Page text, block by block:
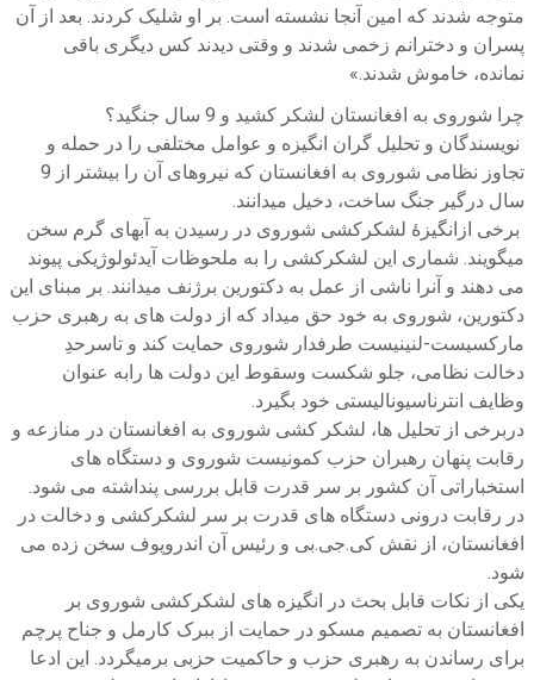
متوجه شدند که امین آنجا نشسته است. بر او شلیک کردند. بعد از آن
پسران و دخترانم زخمی شدند و وقتی دیدند کس دیگری باقی
نمانده، خاموش شدند.»
چرا شوروی به افغانستان لشکر کشید و 9 سال جنگید؟
نویسندگان و تحلیل گران انگیزه و عوامل مختلفی را در حمله و
تجاوز نظامی شوروی به افغانستان که نیروهای آن را بیشتر از 9
سال درگیر جنگ ساخت، دخیل میدانند.
برخی ازانگیزۀ لشکرکشی شوروی در رسیدن به آبهای گرم سخن
میگویند. شماری این لشکرکشی را به ملحوظات آیدئولوژیکی پیوند
می دهند و آنرا ناشی از عمل به دکتورین برژنف میدانند. بر مبنای این
دکتورین، شوروی به خود حق میداد که از دولت های به رهبری حزب
مارکسیست-لنینیست طرفدار شوروی حمایت کند و تاسرحدِ
دخالت نظامی، جلو شکست وسقوط این دولت ها رابه عنوان
وظایف انترناسیونالیستی خود بگیرد.
دربرخی از تحلیل ها، لشکر کشی شوروی به افغانستان در منازعه و
رقابت پنهان رهبران حزب کمونیست شوروی و دستگاه های
استخباراتی آن کشور بر سر قدرت قابل بررسی پنداشته می شود.
در رقابت درونی دستگاه های قدرت بر سر لشکرکشی و دخالت در
افغانستان، از نقش کی.جی.بی و رئیس آن اندروپوف سخن زده می
شود.
یکی از نکات قابل بحث در انگیزه های لشکرکشی شوروی بر
افغانستان به تصمیم مسکو در حمایت از ببرک کارمل و جناح پرچم
برای رساندن به رهبری حزب و حاکمیت حزبی برمیگردد. این ادعا